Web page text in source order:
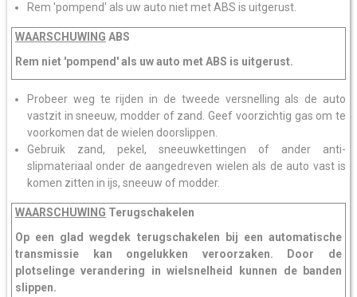
Rem 'pompend' als uw auto niet met ABS is uitgerust.
WAARSCHUWING ABS
Rem niet 'pompend' als uw auto met ABS is uitgerust.
Probeer weg te rijden in de tweede versnelling als de auto
vastzit in sneeuw, modder of zand. Geef voorzichtig gas om te
voorkomen dat de wielen doorslippen.
Gebruik zand, pekel, sneeuwkettingen of ander anti-
slipmateriaal onder de aangedreven wielen als de auto vast is
komen zitten in ijs, sneeuw of modder.
WAARSCHUWING Terugschakelen
Op een glad wegdek terugschakelen bij een automatische
transmissie kan ongelukken veroorzaken. Door de
plotselinge verandering in wielsnelheid kunnen de banden
slippen.